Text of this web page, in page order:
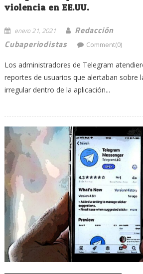
violencia en EE.UU.
enero 21, 2021
Redacción
Cubaperiodistas
Comment(0)
Los administradores de Telegram
reportes de usuarios que alertaban sobre
irregular dentro de la aplicación...